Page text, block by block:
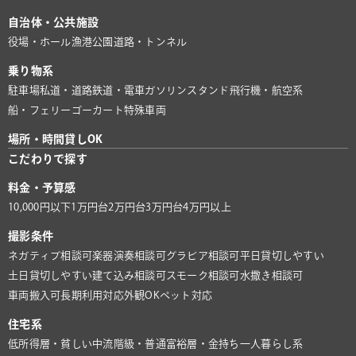
自治体・公共施設
役場・ホール漁港公園 道路・トンネル
乗り物系
駐車場私道・道路鉄道・電車 ガソリンスタンド 飛行機・航空系
船・フェリー ゴーカート特殊車両
場所・時間貸しOK
こだわりで探す
料金・予算感
10,000円以下1万円台2万円台3万円台4万円以上
撮影条件
ネガティブ相談可楽器演奏相談可 グラビア相談可 平日貸切しやすい
土日貸切しやすい建て込み相談可 スモーク相談可 水撒き相談可
車両搬入可長期利用対応外観OKペット対応
住宅系
低所得層・貧しい中流階級・普通富裕層・金持ち 一人暮らし系